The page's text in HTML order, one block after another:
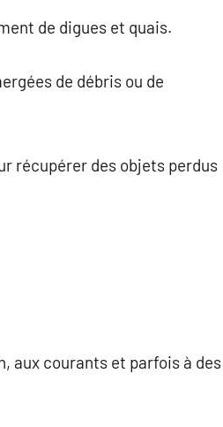
de digues et quais.
de débris ou de
récupérer des objets perdus
aux courants et parfois à des